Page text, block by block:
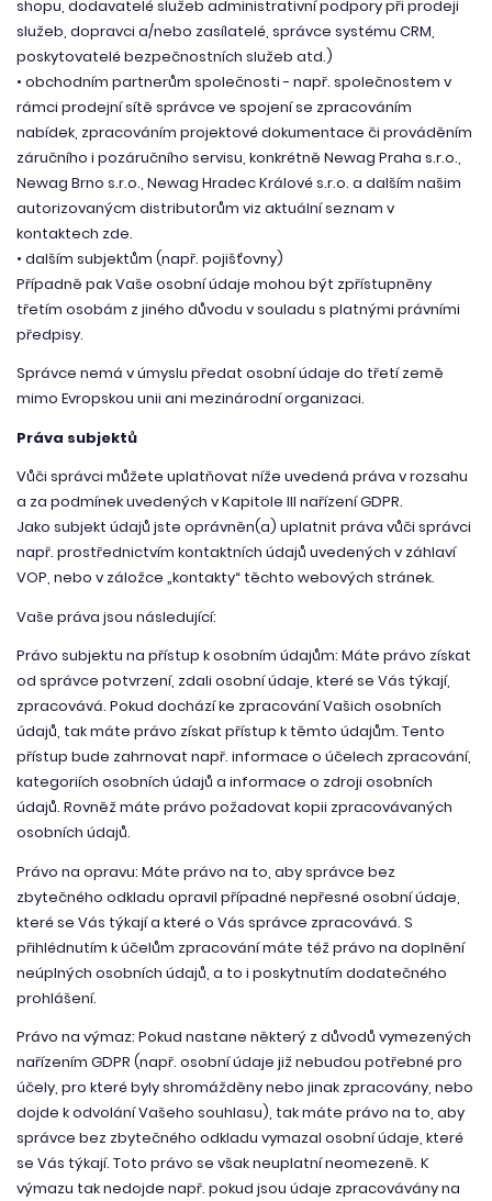
shopu, dodavatelé služeb administrativní podpory při prodeji
služeb, dopravci a/nebo zasílatelé, správce systému CRM,
poskytovatelé bezpečnostních služeb atd.)
• obchodním partnerům společnosti - např. společnostem v
rámci prodejní sítě správce ve spojení se zpracováním
nabídek, zpracováním projektové dokumentace či prováděním
záručního i pozáručního servisu, konkrétně Newag Praha s.r.o.,
Newag Brno s.r.o., Newag Hradec Králové s.r.o. a dalším našim
autorizovanýcm distributorům viz aktuální seznam v
kontaktech zde.
• dalším subjektům (např. pojišťovny)
Případně pak Vaše osobní údaje mohou být zpřístupněny
třetím osobám z jiného důvodu v souladu s platnými právními
předpisy.
Správce nemá v úmyslu předat osobní údaje do třetí země
mimo Evropskou unii ani mezinárodní organizaci.
Práva subjektů
Vůči správci můžete uplatňovat níže uvedená práva v rozsahu
a za podmínek uvedených v Kapitole III nařízení GDPR.
Jako subjekt údajů jste oprávněn(a) uplatnit práva vůči správci
např. prostřednictvím kontaktních údajů uvedených v záhlaví
VOP, nebo v záložce „kontakty“ těchto webových stránek.
Vaše práva jsou následující:
Právo subjektu na přístup k osobním údajům: Máte právo získat
od správce potvrzení, zdali osobní údaje, které se Vás týkají,
zpracovává. Pokud dochází ke zpracování Vašich osobních
údajů, tak máte právo získat přístup k těmto údajům. Tento
přístup bude zahrnovat např. informace o účelech zpracování,
kategoriích osobních údajů a informace o zdroji osobních
údajů. Rovněž máte právo požadovat kopii zpracovávaných
osobních údajů.
Právo na opravu: Máte právo na to, aby správce bez
zbytečného odkladu opravil případné nepřesné osobní údaje,
které se Vás týkají a které o Vás správce zpracovává. S
přihlédnutím k účelům zpracování máte též právo na doplnění
neúplných osobních údajů, a to i poskytnutím dodatečného
prohlášení.
Právo na výmaz: Pokud nastane některý z důvodů vymezených
nařízením GDPR (např. osobní údaje již nebudou potřebné pro
účely, pro které byly shromážděny nebo jinak zpracovány, nebo
dojde k odvolání Vašeho souhlasu), tak máte právo na to, aby
správce bez zbytečného odkladu vymazal osobní údaje, které
se Vás týkají. Toto právo se však neuplatní neomezeně. K
výmazu tak nedojde např. pokud jsou údaje zpracovávány na